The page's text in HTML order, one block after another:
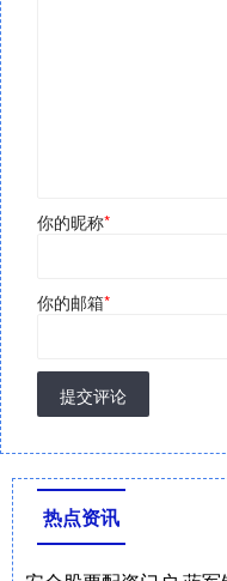
你的昵称*
你的邮箱*
提交评论
热点资讯